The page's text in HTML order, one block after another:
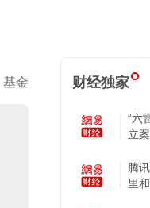
基金 财经独家
“六
立案
腾
里